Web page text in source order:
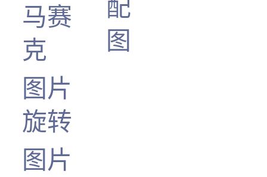
马赛
克
图片
旋转
图片
配
图